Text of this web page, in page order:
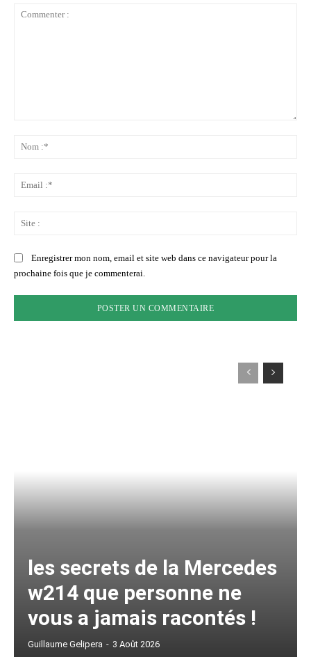
Enregistrer mon nom, email et site web dans ce navigateur pour la
prochaine fois que je commenterai.
les secrets de la Mercedes
w214 que personne ne
vous a jamais racontés !
Guillaume Gelipera - 3 Août 2026